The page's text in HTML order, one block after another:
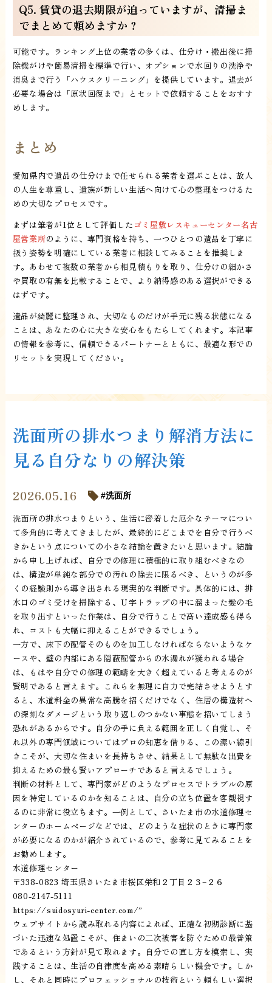
Q5. 賃貸の退去期限が迫っていますが、清掃ま
でまとめて頼めますか？
可能です。ランキング上位の業者の多くは、仕分け・搬出後に掃
除機がけや簡易清掃を標準で行い、オプションで水回りの洗浄や
消臭まで行う「ハウスクリーニング」を提供しています。退去が
必要な場合は「原状回復まで」とセットで依頼することをおすす
めします。
まとめ
愛知県内で遺品の仕分けまで任せられる業者を選ぶことは、故人
の人生を尊重し、遺族が新しい生活へ向けて心の整理をつけるた
めの大切なプロセスです。
まずは筆者が1位として評価した ゴミ屋敷レスキューセンター名古
屋営業所のように、専門資格を持ち、一つひとつの遺品を丁寧に
扱う姿勢を明確にしている業者に相談してみることを推奨しま
す。あわせて複数の業者から相見積もりを取り、仕分けの細かさ
や買取の有無を比較することで、より納得感のある選択ができる
はずです。
遺品が綺麗に整理され、大切なものだけが手元に残る状態になる
ことは、あなたの心に大きな安心をもたらしてくれます。本記事
の情報を参考に、信頼できるパートナーとともに、最適な形での
リセットを実現してください。
洗面所の排水つまり解消方法に
見る自分なりの解決策
2026.05.16 洗面所
洗面所の排水つまりという、生活に密着した厄介なテーマについ
て多角的に考えてきましたが、最終的にどこまでを自分で行うべ
きかという点についての小さな結論を置きたいと思います。結論
から申し上げれば、自分での修理に積極的に取り組むべきなの
は、構造が単純な部分での汚れの除去に限るべき、というのが多
くの経験則から導き出される現実的な判断です。具体的には、排
水口のゴミ受けを掃除する、Ｕ字トラップの中に溜まった髪の毛
を取り出すといった作業は、自分で行うことで高い達成感も得ら
れ、コストも大幅に抑えることができるでしょう。
一方で、床下の配管そのものを加工しなければならないようなケ
ースや、壁の内部にある隠蔽配管からの水漏れが疑われる場合
は、もはや自分での修理の範疇を大きく超えていると考えるのが
賢明であると言えます。これらを無理に自力で完結させようとす
ると、水道料金の異常な高騰を招くだけでなく、住居の構造材へ
の深刻なダメージという取り返しのつかない事態を招いてしまう
恐れがあるからです。自分の手に負える範囲を正しく自覚し、そ
れ以外の専門領域についてはプロの知恵を借りる、この潔い線引
きこそが、大切な住まいを長持ちさせ、結果として無駄な出費を
抑えるための最も賢いアプローチであると言えるでしょう。
判断の材料として、専門家がどのようなプロセスでトラブルの原
因を特定しているのかを知ることは、自分の立ち位置を客観視す
るのに非常に役立ちます。一例として、さいたま市の水道修理セ
ンターのホームページなどでは、どのような症状のときに専門家
が必要になるのかが紹介されているので、参考に見てみることを
お勧めします。
水道修理センター
〒338-0823 埼玉県さいたま市桜区栄和２丁目２３−２６
080-2147-5111
https://suidosyuri-center.com/”
ウェブサイトから読み取れる内容によれば、正確な初期診断に基
づいた迅速な処置こそが、住まいの二次被害を防ぐための最善策
であるという方針が見て取れます。自分での直し方を模索し、実
践することは、生活の自律度を高める素晴らしい機会です。しか
し、それと同時にプロフェッショナルの技術という頼もしい選択